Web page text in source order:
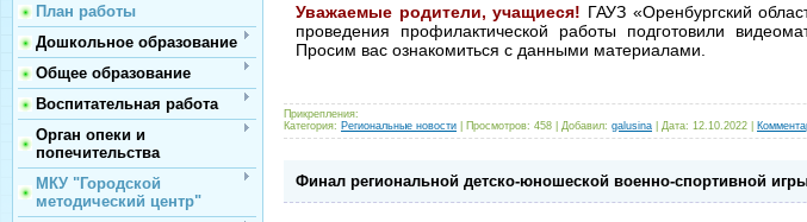
План работы
Дошкольное образование
Общее образование
Воспитательная работа
Орган опеки и
попечительства
МКУ "Городской
методический центр"
Уважаемые родители, учащиеся! ГАУЗ «Оренбургский
проведения профилактической работы подготовили
Просим вас ознакомиться с данными материалами.
Прикрепления:
Категория: Региональные новости Просмотров: 458 | Добавил: galusina Дата: 12.10.2022
Финал региональной детско-юношеской военно-спортивной